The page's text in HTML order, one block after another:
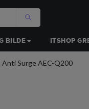
BILDE ITSHOP
Anti Surge AEC-Q200